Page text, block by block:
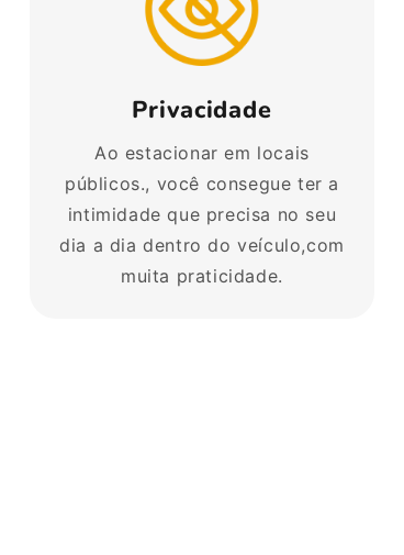
Privacidade
Ao estacionar em locais
públicos., você consegue ter a
intimidade que precisa no seu
dia a dia dentro do veículo,com
muita praticidade.